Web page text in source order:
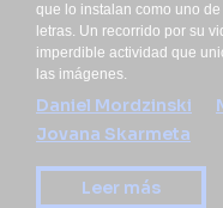
que lo instalan como uno
letras. Un recorrido por su
imperdible actividad que
las imágenes.
Daniel Mordzinski
Jovana Skarmeta
Leer más